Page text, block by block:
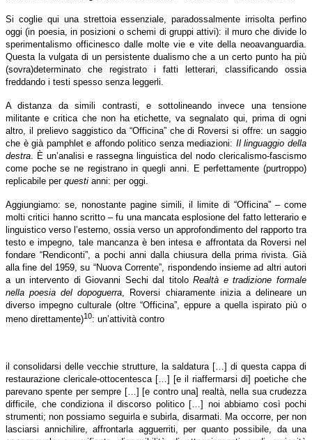
Si coglie qui una strettoia essenziale, paradossalmente irrisolta perfino
oggi (in poesia, in posizioni o schemi di gruppi attivi): il muro che divide lo
sperimentalismo officinesco dalle molte vie e vite della neoavanguardia.
Questa la vulgata di un persistente dualismo che a un certo punto ha più
(sovra)determinato che registrato i fatti letterari, classificando ossia
freddando i testi spesso senza leggerli.
A distanza da simili contrasti, e sottolineando invece una tensione
militante e critica che non ha etichette, va segnalato qui, prima di ogni
altro, il prelievo saggistico da “Officina” che di Roversi si offre: un saggio
che è già pamphlet e affondo politico senza mediazioni: Il linguaggio della
destra. È un’analisi e rassegna linguistica del nodo clericalismo-fascismo
come poche se ne registrano in quegli anni. E perfettamente (purtroppo)
replicabile per questi anni: per oggi.
Aggiungiamo: se, nonostante pagine simili, il limite di “Officina” – come
molti critici hanno scritto – fu una mancata esplosione del fatto letterario e
linguistico verso l’esterno, ossia verso un approfondimento del rapporto tra
testo e impegno, tale mancanza è ben intesa e affrontata da Roversi nel
fondare “Rendiconti”, a pochi anni dalla chiusura della prima rivista. Già
alla fine del 1959, su “Nuova Corrente”, rispondendo insieme ad altri autori
a un intervento di Giovanni Sechi dal titoloRealtà e tradizione formale
nella poesia del dopoguerra, Roversi chiaramente inizia a delineare un
diverso impegno culturale (oltre “Officina”, eppure a quella ispirato più o
meno direttamente)10: un’attività contro
il consolidarsi delle vecchie strutture, la saldatura […] di questa cappa di
restaurazione clericale-ottocentesca […] [e il riaffermarsi di] poetiche che
parevano spente per sempre […] [e contro una] realtà, nella sua crudezza
difficile, che condiziona il discorso politico […] noi abbiamo così pochi
strumenti; non possiamo seguirla e subirla, disarmati. Ma occorre, per non
lasciarsi annichilire, affrontarla agguerriti, per quanto possibile, da una